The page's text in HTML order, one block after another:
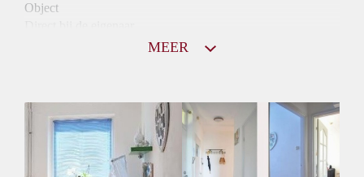
Object
Huurtoeslag
Niet mogelijk
Inkomen eis
N.V.T.
MEER